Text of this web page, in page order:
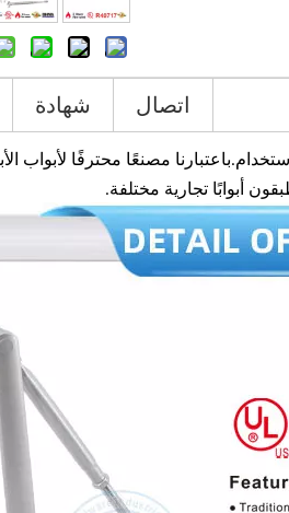
شهادة اتصال
مصنعًا محترفًا لأبواب
أبوابًا تجارية مختلفة.